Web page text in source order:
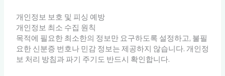
개인정보 보호 및 피싱 예방
개인정보 최소 수집 원칙
목적에 필요한 최소한의 정보만 요구하도록 설정하고, 불필
요한 신분증 번호나 민감 정보는 제공하지 않습니다. 개인정
보 처리 방침과 파기 주기도 반드시 확인합니다.